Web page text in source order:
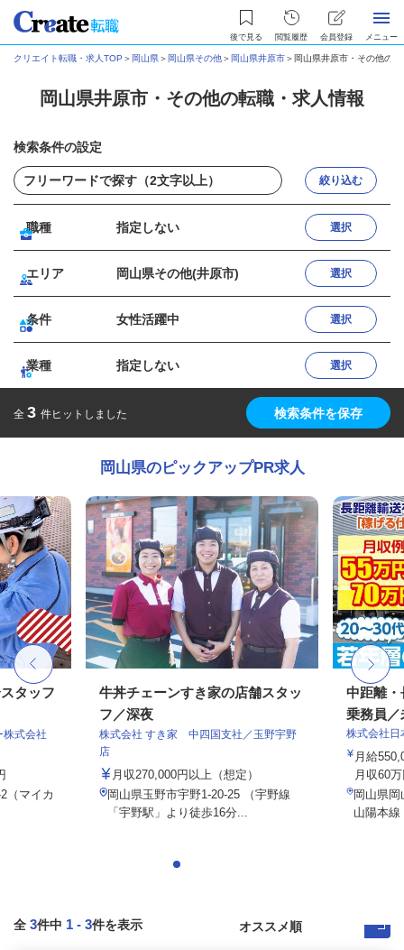
後で見る 閲覧履歴 会員登録 メニュー
クリエイト転職・求人TOP ＞ 岡山県＞ 岡山県その他＞ 岡山県井原市＞ 岡山県井原市・その他の
岡山県井原市・その他の転職・求人情報
検索条件の設定
絞り込む
職種 指定しない 選択
エリア 岡山県その他(井原市) 選択
条件 女性活躍中 選択
業種 指定しない 選択
全 3 件ヒットしました 検索条件を保存
岡山県のピックアップPR求人
タッフ
株式会社
（マイカ
牛丼チェーンすき家の店舗スタッ
フ／深夜
株式会社 すき家 中四国支社／玉野宇野
店
月収270,000円以上（想定）
岡山県玉野市宇野1-20-25 （宇野線
「宇野駅」より徒歩16分...
中距離・
乗務員／
株式会社日
月給
月収60
岡山県岡
山陽本
全 3件中 1 - 3件を表示